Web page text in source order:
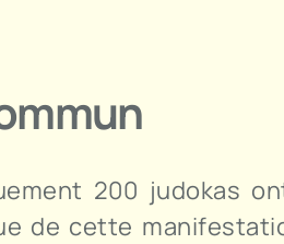
200 judokas
de cette